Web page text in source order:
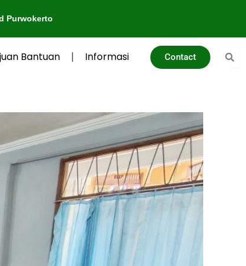
Bantuan Informasi Contact